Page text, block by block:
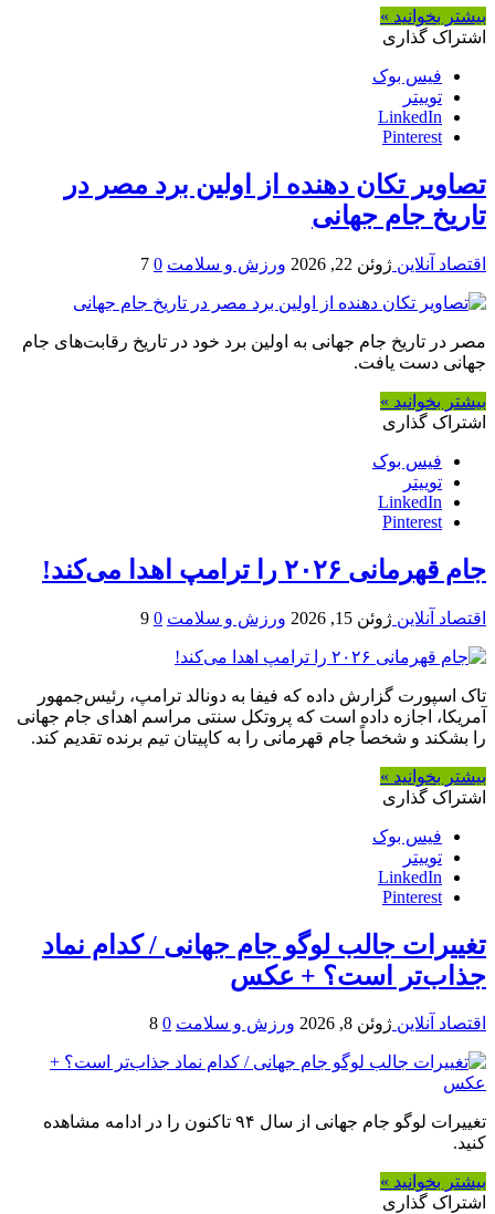
بیشتر بخوانید »
اشتراک گذاری
فیس بوک
توییتر
LinkedIn
Pinterest
تصاویر تکان دهنده از اولین برد مصر در
تاریخ جام جهانی
اقتصاد آنلاین ژوئن 22, 2026 ورزش و سلامت 0
7
مصر در تاریخ جام جهانی به اولین برد خود در تاریخ رقابت‌های جام
جهانی دست یافت.
بیشتر بخوانید »
اشتراک گذاری
فیس بوک
توییتر
LinkedIn
Pinterest
جام قهرمانی ۲۰۲۶ را ترامپ اهدا می‌کند!
اقتصاد آنلاین ژوئن 15, 2026 ورزش و سلامت 0
9
تاک اسپورت گزارش داده که فیفا به دونالد ترامپ، رئیس‌جمهور
آمریکا، اجازه داده است که پروتکل سنتی مراسم اهدای جام جهانی
را بشکند و شخصاً جام قهرمانی را به کاپیتان تیم برنده تقدیم کند.
بیشتر بخوانید »
اشتراک گذاری
فیس بوک
توییتر
LinkedIn
Pinterest
تغییرات جالب لوگو جام جهانی / کدام نماد
جذاب‌تر است؟ + عکس
اقتصاد آنلاین ژوئن 8, 2026 ورزش و سلامت 0
8
تغییرات لوگو جام جهانی از سال ۹۴ تاکنون را در ادامه مشاهده
کنید.
بیشتر بخوانید »
اشتراک گذاری